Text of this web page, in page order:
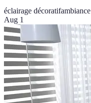
éclairage décoratifambiance
Aug 1